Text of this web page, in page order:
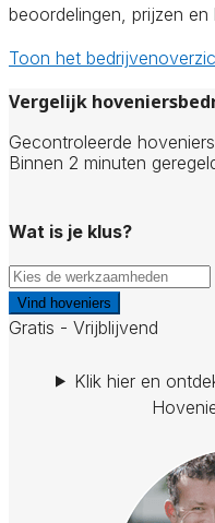
beoordelingen, prijzen en
Toon het
Vergelijk
Gecontroleerde
Binnen 2 minuten
Wat is je klus?
Vind hoveniers
Gratis - Vrijblijvend
Klik hier en